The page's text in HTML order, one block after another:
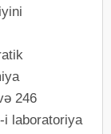
246
i laboratoriya